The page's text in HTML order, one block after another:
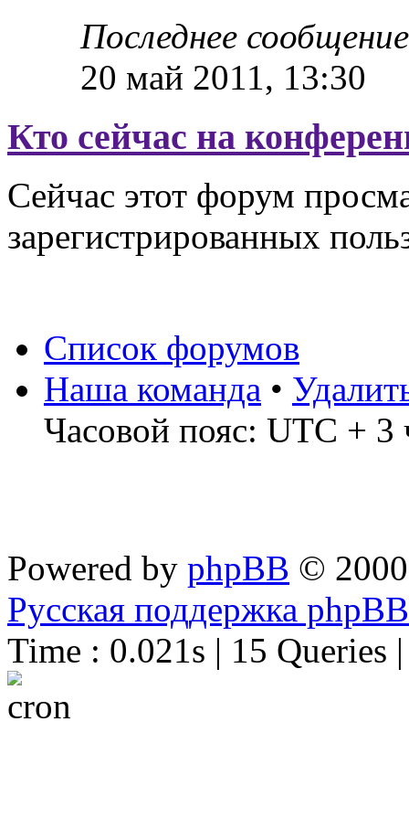
Последнее
20 май 2011, 13:30
Кто сейчас на
Сейчас этот форум
зарегистрированных
Список форумов
Наша команда •
Часовой пояс: UTC + 3
Powered by phpBB ©
Русская поддержка phpBB
Time : 0.021s | 15 Queries